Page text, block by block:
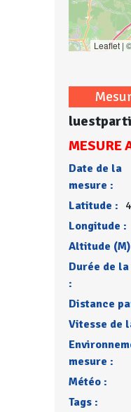
Leaflet |
MESURE
Date de la
mesure :
Latitude :
Longitude :
Altitude
Durée de
:
Distance
Vitesse de
mesure :
Météo :
Tags :